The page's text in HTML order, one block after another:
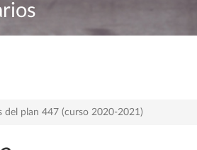
del plan 447 (curso 2020-2021)